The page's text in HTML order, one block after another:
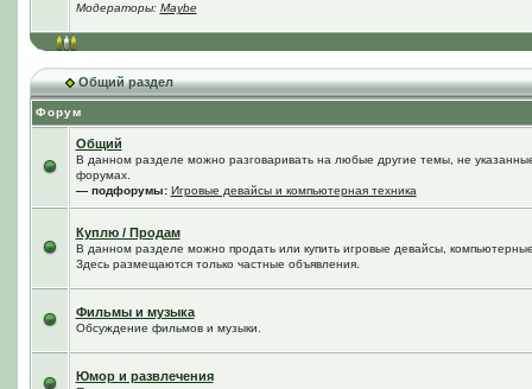
Модераторы: Maybe
Общий раздел
Форум
Общий
В данном разделе можно разговаривать на любые другие темы, не
форумах.
— подфорумы: Игровые девайсы и компьютерная техника
Куплю / Продам
В данном разделе можно продать или купить игровые девайсы,
Здесь размещаются только частные объявления.
Фильмы и музыка
Обсуждение фильмов и музыки.
Юмор и развлечения